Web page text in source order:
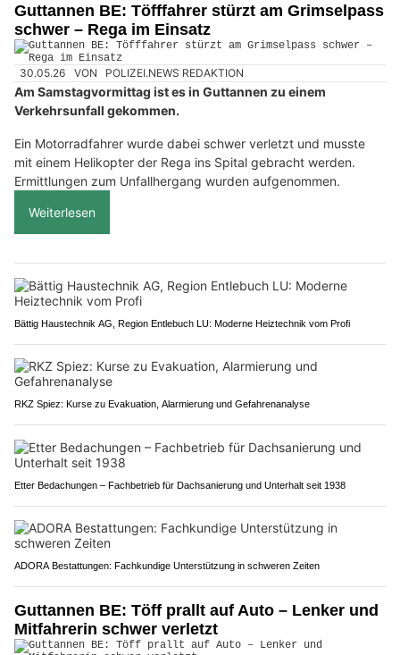
Guttannen BE: Töfffahrer stürzt am Grimselpass
schwer – Rega im Einsatz
30.05.26 VON POLIZEI.NEWS REDAKTION
Am Samstagvormittag ist es in Guttannen zu einem
Verkehrsunfall gekommen.
Ein Motorradfahrer wurde dabei schwer verletzt und musste
mit einem Helikopter der Rega ins Spital gebracht werden.
Ermittlungen zum Unfallhergang wurden aufgenommen.
Weiterlesen
Bättig Haustechnik AG, Region Entlebuch LU: Moderne Heiztechnik vom Profi
RKZ Spiez: Kurse zu Evakuation, Alarmierung und Gefahrenanalyse
Etter Bedachungen – Fachbetrieb für Dachsanierung und Unterhalt seit 1938
ADORA Bestattungen: Fachkundige Unterstützung in schweren Zeiten
Guttannen BE: Töff prallt auf Auto – Lenker und
Mitfahrerin schwer verletzt